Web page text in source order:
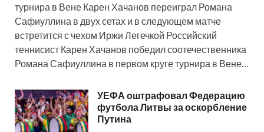
турнира в Вене Карен Хачанов переиграл Романа
Сафиуллина в двух сетах и в следующем матче
встретится с чехом Иржи Легечкой Российский
теннисист Карен Хачанов победил соотечественника
Романа Сафиуллина в первом круге турнира в Вене…
УЕФА оштрафовал Федерацию
футбола Литвы за оскорбление
Путина